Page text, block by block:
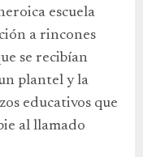
escuela
a rincones
se recibían
plantel y la
educativos que
al llamado